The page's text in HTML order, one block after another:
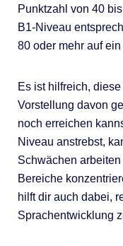
Punktzahl von 40
B1-Niveau
80 oder mehr auf
Es ist hilfreich,
Vorstellung davon
noch erreichen
Niveau anstrebst,
Schwächen
Bereiche
hilft dir auch dabei,
Sprachentwicklung